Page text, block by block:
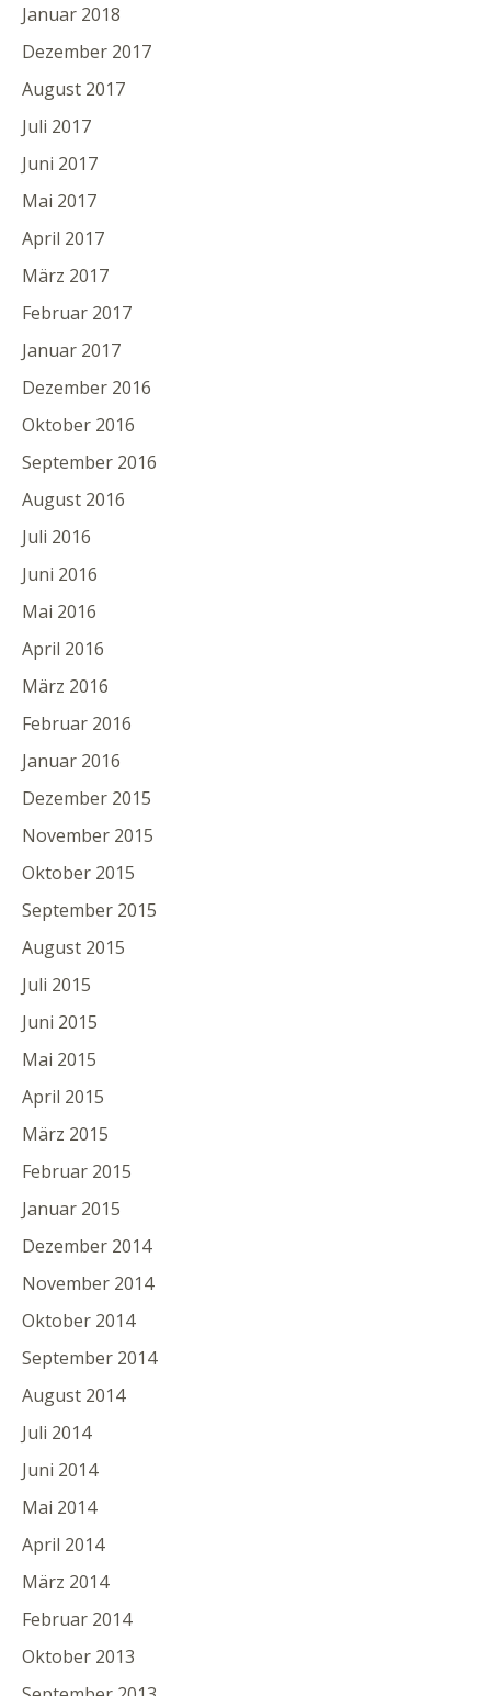
Januar 2018
Dezember 2017
August 2017
Juli 2017
Juni 2017
Mai 2017
April 2017
März 2017
Februar 2017
Januar 2017
Dezember 2016
Oktober 2016
September 2016
August 2016
Juli 2016
Juni 2016
Mai 2016
April 2016
März 2016
Februar 2016
Januar 2016
Dezember 2015
November 2015
Oktober 2015
September 2015
August 2015
Juli 2015
Juni 2015
Mai 2015
April 2015
März 2015
Februar 2015
Januar 2015
Dezember 2014
November 2014
Oktober 2014
September 2014
August 2014
Juli 2014
Juni 2014
Mai 2014
April 2014
März 2014
Februar 2014
Oktober 2013